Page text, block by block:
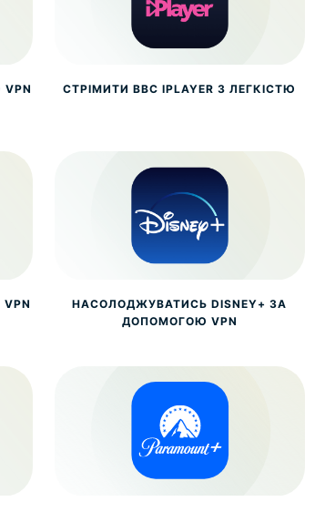
СТРІМИТИ BBC IPLAYER З ЛЕГКІСТЮ
НАСОЛОДЖУВАТИСЬ DISNEY+ ЗА
ДОПОМОГОЮ VPN